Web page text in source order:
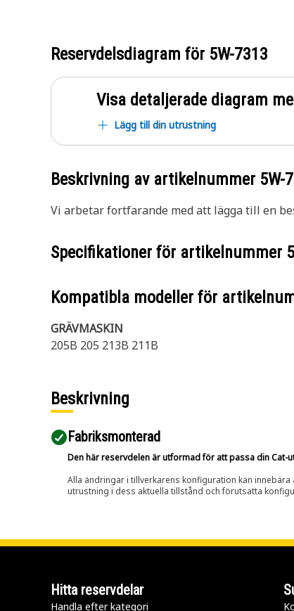
Reservdelsdiagram för 5W-7313
Visa detaljerade diagram
Lägg till din utrustning
Beskrivning av artikelnummer 5W-
Vi arbetar fortfarande med att lägga till en
Specifikationer för artikelnummer
Kompatibla modeller för
GRÄVMASKIN
205B 205 213B 211B
Beskrivning
Fabriksmonterad
Den här reservdelen är utformad för att passa din
Alla ändringar i tillverkarens konfiguration kan
utrustning i dess aktuella tillstånd och förutsatta
Hitta reservdelar
Handla efter kategori